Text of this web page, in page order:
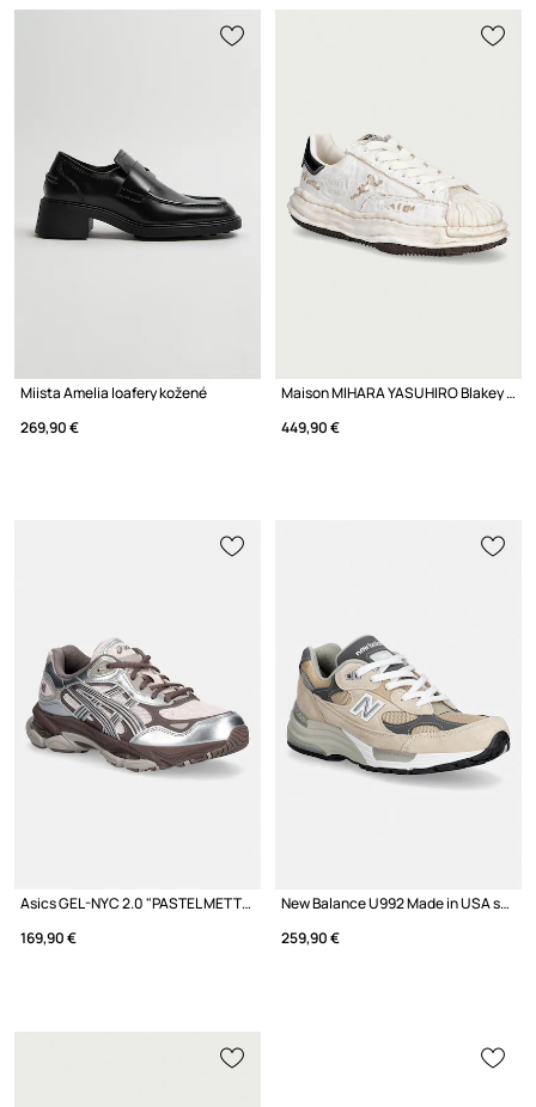
Miista Amelia loafery kožené
269,90 €
Maison MIHARA YASUHIRO Blakey tenisky nízke
449,90 €
Asics GEL-NYC 2.0 "PASTEL METTALIC PACK" sneakers dámske
169,90 €
New Balance U992 Made in USA sneakers dámske
259,90 €